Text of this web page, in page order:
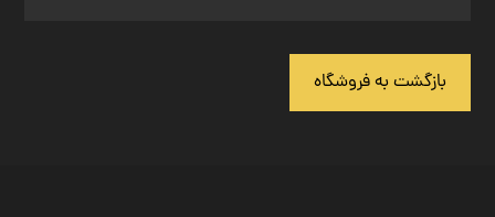
بازگشت به فروشگاه